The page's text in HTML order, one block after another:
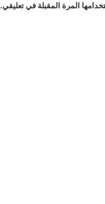
المرة المقبلة في تعليقي.